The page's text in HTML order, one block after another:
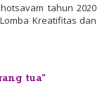
tahun 2020
Kreatifitas dan
tua”